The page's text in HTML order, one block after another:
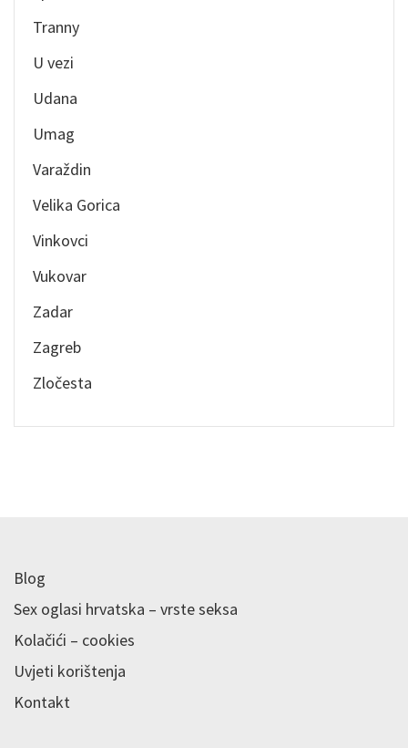
Tranny
U vezi
Udana
Umag
Varaždin
Velika Gorica
Vinkovci
Vukovar
Zadar
Zagreb
Zločesta
Blog
Sex oglasi hrvatska – vrste seksa
Kolačići – cookies
Uvjeti korištenja
Kontakt